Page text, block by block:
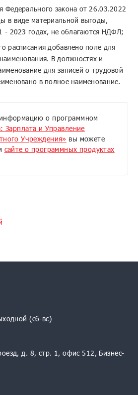
Федерального закона от 26.03.2022
виде материальной выгоды,
- 2023 годах, не облагаются НДФЛ;
расписания добавлено поле для
В должностях и
для записей о трудовой
в полное наименование.
о программном
Зарплата и Управление
Учреждения» вы можете
сайте о программных продуктах
(сб-вс)
д. 8, стр. 1, офис 512, Бизнес-